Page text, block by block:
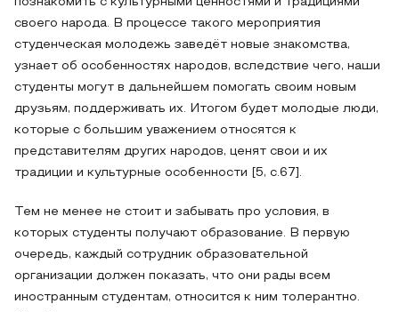
своего народа. В процессе такого мероприятия
студенческая молодежь заведёт новые знакомства,
узнает об особенностях народов, вследствие чего, наши
студенты могут в дальнейшем помогать своим новым
друзьям, поддерживать их. Итогом будет молодые люди,
которые с большим уважением относятся к
представителям других народов, ценят свои и их
традиции и культурные особенности [5, c.67].
Тем не менее не стоит и забывать про условия, в
которых студенты получают образование. В первую
очередь, каждый сотрудник образовательной
организации должен показать, что они рады всем
иностранным студентам, относится к ним толерантно.